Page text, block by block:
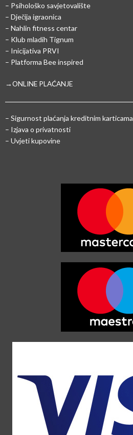
– Psihološko savjetovalište
– Dječija igraonica
– Nahlin fitness centar
– Klub mladih Tignum
– Inicijativa PRVI
– Platforma Bee inspired
→ONLINE PLAĆANJE
– Sigurnost plaćanja kreditnim karticama
– Izjava o privatnosti
– Uvjeti kupovine